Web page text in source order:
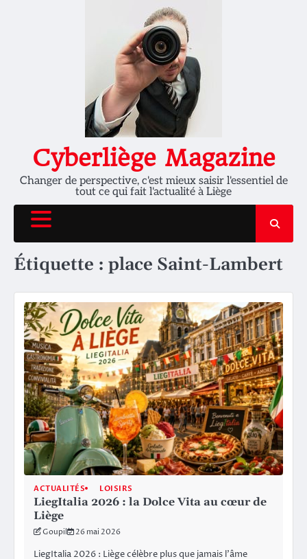
Cyberliège Magazine
Changer de perspective, c'est mieux saisir l'essentiel de
tout ce qui fait l'actualité à Liège
Étiquette : place Saint-Lambert
ACTUALITÉS LOISIRS
LiegItalia 2026 : la Dolce Vita au cœur de
Liège
Goupil 26 mai 2026
LiegItalia 2026 : Liège célèbre plus que jamais l’âme